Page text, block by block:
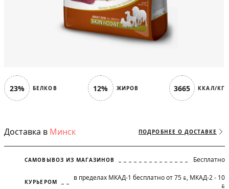
23% БЕЛКОВ 12% ЖИРОВ 3665 ККАЛ/КГ
Доставка в Минск ПОДРОБНЕЕ О ДОСТАВКЕ
САМОВЫВОЗ ИЗ МАГАЗИНОВ Бесплатно
КУРЬЕРОМ в пределах МКАД-1 бесплатно от 75 BYN, МКАД-2 - 10
BYN